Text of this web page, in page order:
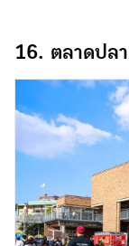
จากโมจิโกะเรโทร แ
5 นาที) ข้ามไปยังจังห